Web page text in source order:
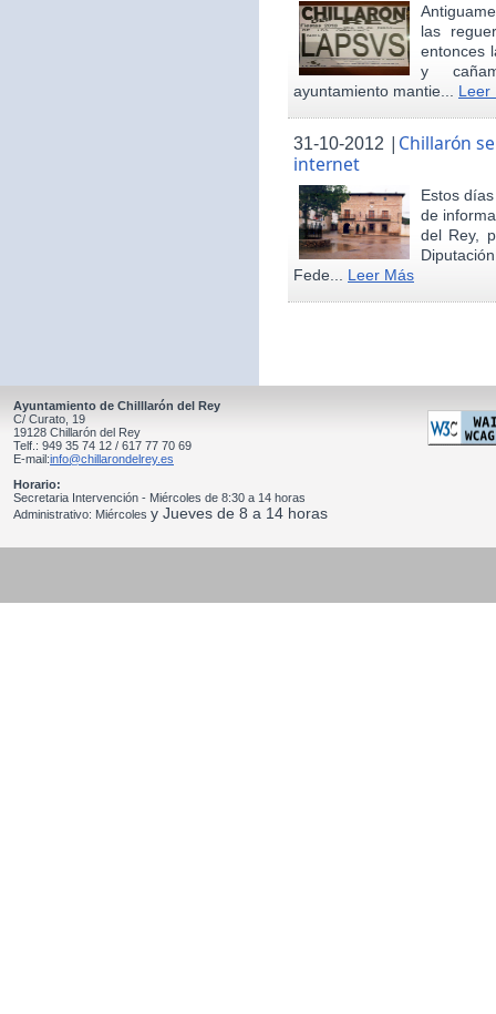
las
entonces
y
ayuntamiento mantie... Leer
31-10-2012 | Chillarón
internet
Estos
de
del Rey,
Fede... Leer Más
Ayuntamiento de Chilllarón del Rey
C/ Curato, 19
19128 Chillarón del Rey
Telf.: 949 35 74 12 / 617 77 70 69
E-mail:info@chillarondelrey.es
Horario:
Secretaria Intervención - Miércoles de 8:30 a 14 horas
Administrativo: Miércoles y Jueves de 8 a 14 horas